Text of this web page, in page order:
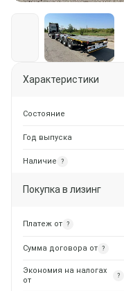
Характеристики
Состояние
Год выпуска
Наличие ?
Покупка в лизинг
Платеж от ?
Сумма договора от ?
Экономия на налогах
от
?